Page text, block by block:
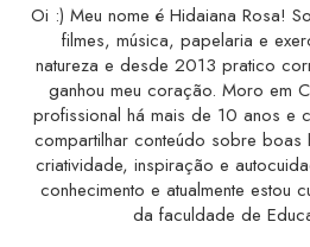
Oi :) Meu nome é Hidaiana Rosa!
filmes, música, papelaria e
natureza e desde 2013 pratico
ganhou meu coração. Moro em
profissional há mais de 10 anos e
compartilhar conteúdo sobre boas
criatividade, inspiração e
conhecimento e atualmente estou
da faculdade de